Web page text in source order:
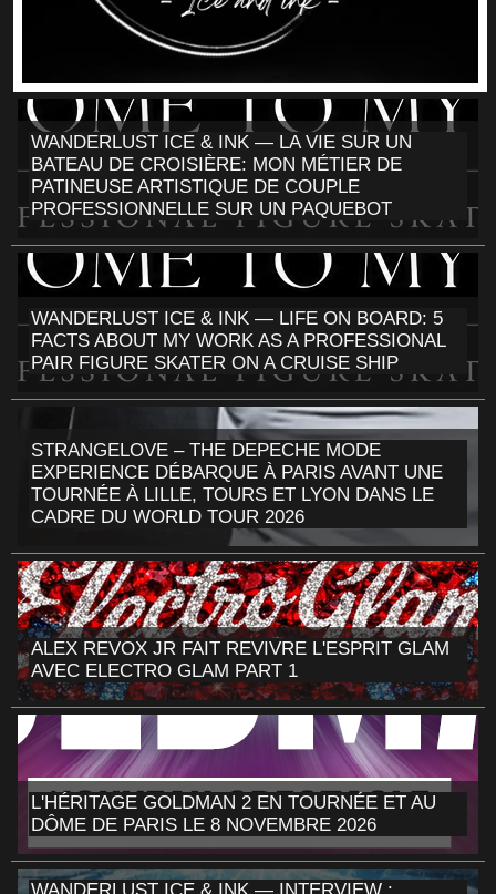
WANDERLUST ICE & INK — LA VIE SUR UN
BATEAU DE CROISIÈRE: MON MÉTIER DE
PATINEUSE ARTISTIQUE DE COUPLE
PROFESSIONNELLE SUR UN PAQUEBOT
WANDERLUST ICE & INK — LIFE ON BOARD: 5
FACTS ABOUT MY WORK AS A PROFESSIONAL
PAIR FIGURE SKATER ON A CRUISE SHIP
STRANGELOVE – THE DEPECHE MODE
EXPERIENCE DÉBARQUE À PARIS AVANT UNE
TOURNÉE À LILLE, TOURS ET LYON DANS LE
CADRE DU WORLD TOUR 2026
ALEX REVOX JR FAIT REVIVRE L'ESPRIT GLAM
AVEC ELECTRO GLAM PART 1
L'HÉRITAGE GOLDMAN 2 EN TOURNÉE ET AU
DÔME DE PARIS LE 8 NOVEMBRE 2026
WANDERLUST ICE & INK — INTERVIEW :